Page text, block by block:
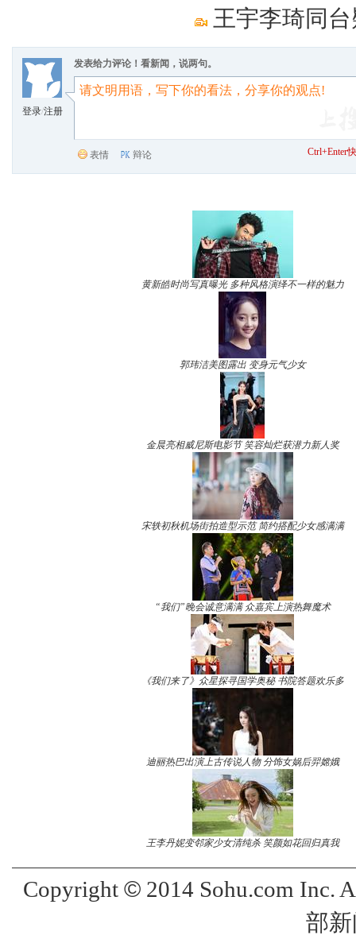
王宇李琦同
登录/注册
发表给力评论！看新闻，说两句。
表情 辩论 Ctrl+Enter
黄新皓时尚写真曝光 多种风格演绎不一样的魅力
郭玮洁美图露出 变身元气少女
金晨亮相威尼斯电影节 笑容灿烂获潜力新人奖
宋轶初秋机场街拍造型示范 简约搭配少女感满满
“我们”晚会诚意满满 众嘉宾上演热舞魔术
《我们来了》众星探寻国学奥秘 书院答题欢乐多
迪丽热巴出演上古传说人物 分饰女娲后羿嫦娥
王李丹妮变邻家少女清纯杀 笑颜如花回归真我
Copyright ©2014 Sohu.com Inc.
部